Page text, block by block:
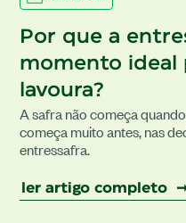
Por que a
momento ideal
lavoura?
A safra não começa
começa muito antes, nas
entressafra.
ler artigo completo